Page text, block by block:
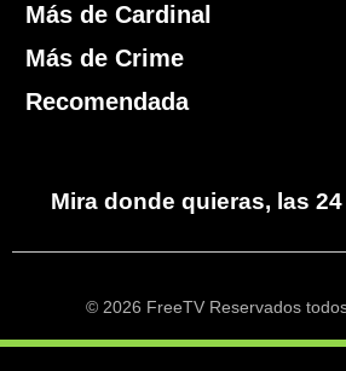
Más de Cardinal
Más de Crime
Recomendada
Mira donde quieras, las
© 2026 FreeTV Reservados